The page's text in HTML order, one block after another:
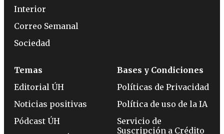
Interior
Correo Semanal
Sociedad
Temas
Editorial ÚH
Noticias positivas
Pódcast ÚH
Bases y Condiciones
Políticas de Privacidad
Política de uso de la IA
Servicio de
Suscripción a Crédito